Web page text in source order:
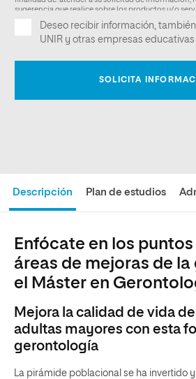
Descripción Plan de estudios
Enfócate en los
áreas de mejoras de
el Máster en
Mejora la calidad de vida
adultas mayores con esta
gerontología
La pirámide poblacional se ha invertido